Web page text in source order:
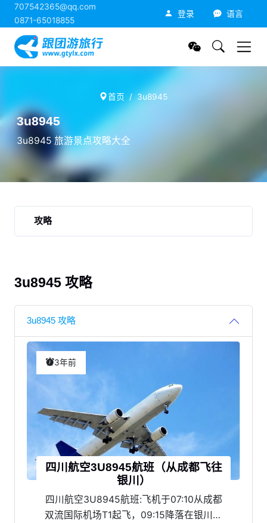
707542365@qq.com
0871-65018855
登录 语言
首页 3u8945
3u8945
3u8945 旅游景点攻略大全
攻略
3u8945 攻略
3u8945 攻略
3年前
四川航空3U8945航班（从成都飞往
银川）
四川航空3U8945航班:飞机于07:10从成都
双流国际机场T1起飞，09:15降落在银川河